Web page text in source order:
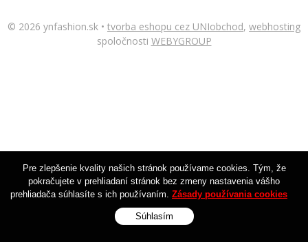
© 2026 ynfashion.sk • tvorba eshopu cez UNIobchod, webhosting
spoločnosti WEBYGROUP
Pre zlepšenie kvality našich stránok používame cookies. Tým, že
pokračujete v prehliadaní stránok bez zmeny nastavenia vášho
prehliadača súhlasíte s ich používaním. Zásady používania cookies
Súhlasím